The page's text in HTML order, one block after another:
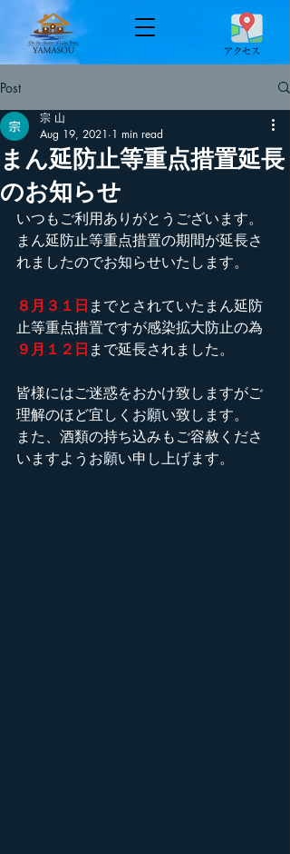
​アクセス
Post
まん延防止等重点措置延長
のお知らせ
宗 山
Aug 19, 2021 1 min read
いつもご利用ありがとうございます。
まん延防止等重点措置の期間が延長さ
れましたのでお知らせいたします。
８月３１日 までとされていたまん延防
止等重点措置ですが感染拡大防止の為
９月１２日 まで延長されました。
皆様にはご迷惑をおかけ致しますがご
理解のほど宜しくお願い致します。
また、酒類の持ち込みもご容赦くださ
いますようお願い申し上げます。